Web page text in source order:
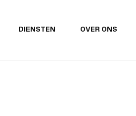
DIENSTEN OVER ONS